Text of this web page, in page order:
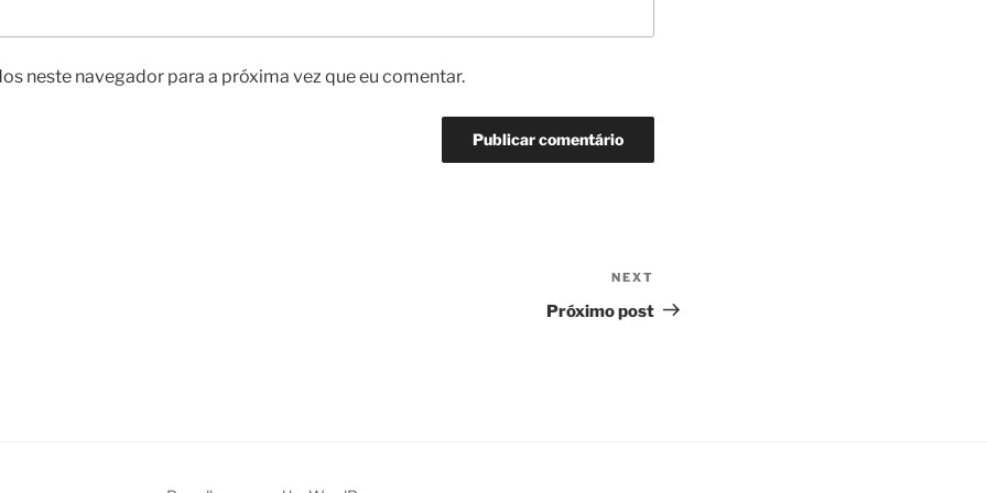
neste navegador para a próxima vez que eu comentar.
Post
NEXT
Próximo post